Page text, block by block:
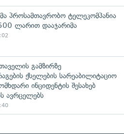
პროსამთავრობო ტელეკომპანია
ლარით დააჯარიმა
გამზირზე
ქსელების სარეაბილიტაციო
ინციდენტის შესახებ
ავრცელებს